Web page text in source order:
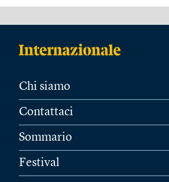
Chi siamo
Contattaci
Sommario
Festival